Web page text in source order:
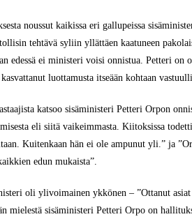
noussut kaikissa eri gallupeissa
tehtävä syliin yllättäen kaatuneen
edessä ei ministeri voisi onnistua. Petteri on
luottamusta itseään kohtaan
katsoo sisäministeri Petteri Orpon
eli siitä vaikeimmasta. Kiitoksissa
Kuitenkaan hän ei ole ampunut yli.” ja
edun mukaista”.
oli ylivoimainen ykkönen – ”Ottanut
mielestä sisäministeri Petteri Orpo on